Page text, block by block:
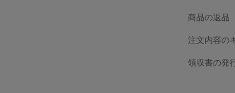
商品の返品
注文内容の
領収書の発